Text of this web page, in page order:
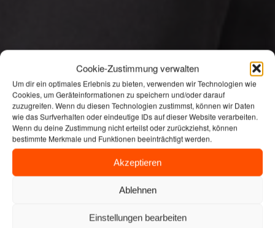
Cookie-Zustimmung verwalten
Um dir ein optimales Erlebnis zu bieten, verwenden wir Technologien wie
Cookies, um Geräteinformationen zu speichern und/oder darauf
zuzugreifen. Wenn du diesen Technologien zustimmst, können wir Daten
wie das Surfverhalten oder eindeutige IDs auf dieser Website verarbeiten.
Wenn du deine Zustimmung nicht erteilst oder zurückziehst, können
bestimmte Merkmale und Funktionen beeinträchtigt werden.
Akzeptieren
Ablehnen
Einstellungen bearbeiten